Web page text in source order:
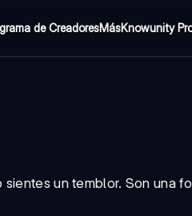
de CreadoresMásKnowunity
un temblor. Son una